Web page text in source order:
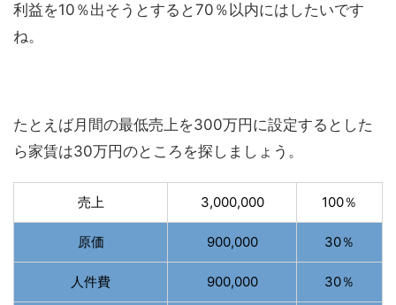
利益を10％出そうとすると70％以内にはしたいです
ね。
たとえば月間の最低売上を300万円に設定するとした
ら家賃は30万円のところを探しましょう。
売上 3,000,000 100％
原価 900,000 30％
人件費 900,000 30％